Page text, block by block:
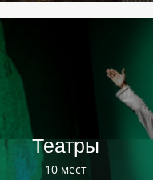
Театры
10 мест